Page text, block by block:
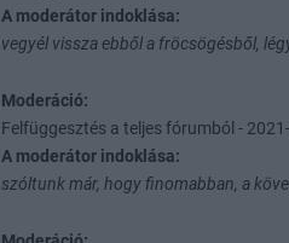
A moderátor indoklása:
vegyél vissza ebből a fröcsögésből,
Moderáció:
Felfüggesztés a teljes fórumból -
A moderátor indoklása:
szóltunk már, hogy finomabban, a